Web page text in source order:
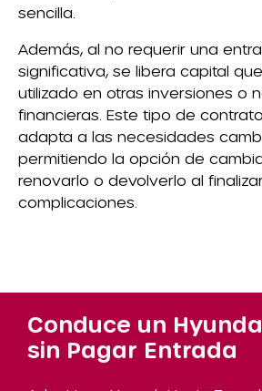
sencilla.
Además, al no requerir una
significativa, se libera capital
utilizado en otras inversiones o
financieras. Este tipo de
adapta a las necesidades
permitiendo la opción de
renovarlo o devolverlo al
complicaciones.
Conduce un
sin Pagar Entrada